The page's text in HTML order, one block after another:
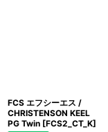
FCS エフシーエス /
CHRISTENSON KEEL
PG Twin [FCS2_CT_K]